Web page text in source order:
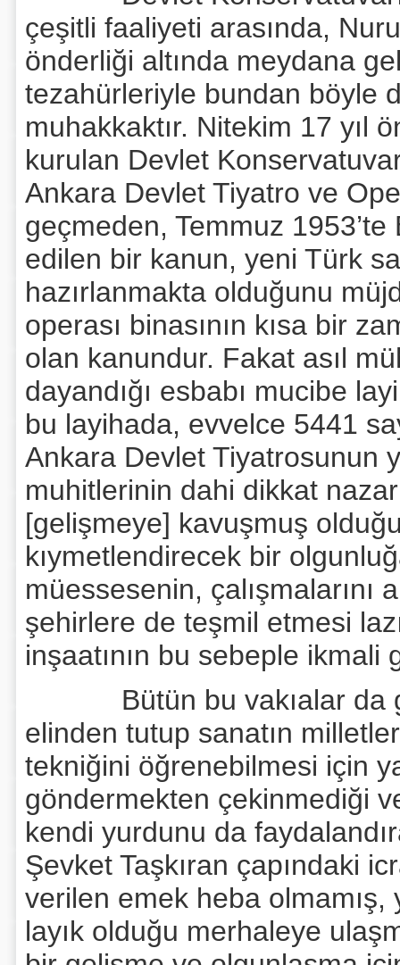
çeşitli faaliyeti arasında,
önderliği altında meydana
tezahürleriyle bundan böyle
muhakkaktır. Nitekim 17 yıl
kurulan Devlet
Ankara Devlet Tiyatro ve
geçmeden, Temmuz
edilen bir kanun, yeni Türk
hazırlanmakta olduğunu
operası binasının kısa bir
olan kanundur. Fakat asıl
dayandığı esbabı mucibe
bu layihada, evvelce 5441
Ankara Devlet Tiyatrosunun
muhitlerinin dahi dikkat
[gelişmeye] kavuşmuş
kıymetlendirecek bir
müessesenin, çalışmalarını
şehirlere de teşmil etmesi
inşaatının bu sebeple ikmali
Bütün bu vakıalar da
elinden tutup sanatın
tekniğini öğrenebilmesi için
göndermekten çekinmediği
kendi yurdunu da
Şevket Taşkıran çapındaki
verilen emek heba olmamış,
layık olduğu merhaleye